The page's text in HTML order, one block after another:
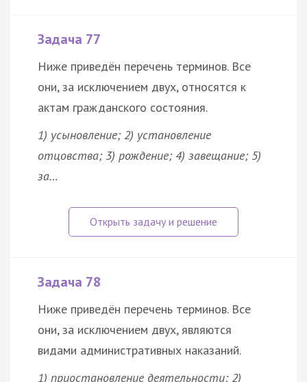
Задача 77
Ниже приведён перечень терминов. Все
они, за исключением двух, относятся к
актам гражданского состояния.
1) усыновление; 2) установление
отцовства; 3) рождение; 4) завещание; 5)
за…
Задача 78
Ниже приведён перечень терминов. Все
они, за исключением двух, являются
видами административных наказаний.
1) приостановление деятельности; 2)